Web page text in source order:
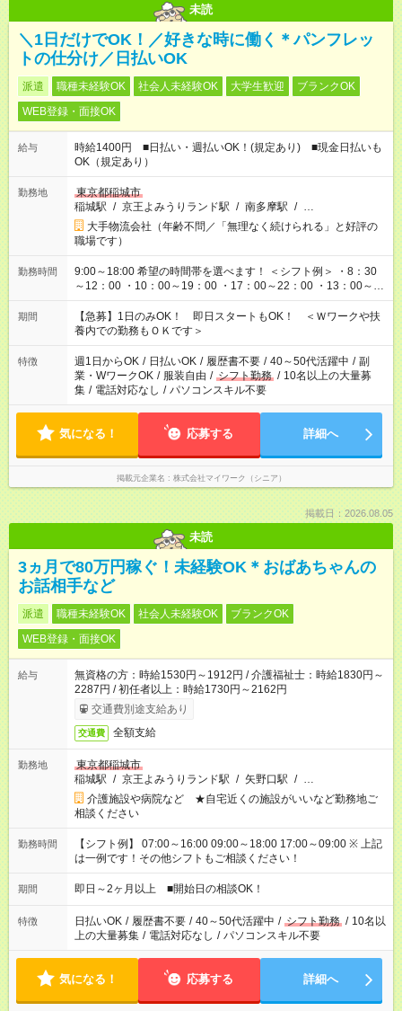
未読
＼1日だけでOK！／好きな時に働く＊パンフレッ
トの仕分け／日払いOK
派遣 職種未経験OK 社会人未経験OK 大学生歓迎
ブランクOK
WEB登録・面接OK
給与
時給1400円 ■日払い・週払いOK！(規定あり) ■現金日払いも
OK（規定あり）
勤務地
東京都稲城市
稲城駅 / 京王よみうりランド駅 / 南多摩駅 / …
大手物流会社（年齢不問／「無理なく続けられる」と好評の
職場です）
勤務時間
9:00～18:00 希望の時間帯を選べます！ ＜シフト例＞ ・8：30
～12：00 ・10：00～19：00 ・17：00～22：00 ・13：00～
22：00 ・22：00～翌6：00 など
期間
【急募】1日のみOK！ 即日スタートもOK！ ＜Ｗワークや扶
養内での勤務もＯＫです＞
特徴 週1日からOK / 日払いOK / 履歴書不要 / 40～50代活躍中 / 副
業・WワークOK / 服装自由 / シフト勤務 / 10名以上の大量募
集 / 電話対応なし / パソコンスキル不要
気になる！ 応募する 詳細へ
掲載元企業名 株式会社マイワーク（シニア）
掲載日：2026.08.05
未読
3ヵ月で80万円稼ぐ！未経験OK＊おばあちゃんの
お話相手など
派遣 職種未経験OK 社会人未経験OK
ブランクOK
WEB登録・面接OK
給与
無資格の方：時給1530円～1912円 / 介護福祉士：時給1830円～
2287円 / 初任者以上：時給1730円～2162円
交通費別途支給あり
交通費 全額支給
勤務地
東京都稲城市
稲城駅 / 京王よみうりランド駅 / 矢野口駅 / …
介護施設や病院など ★自宅近くの施設がいいなど勤務地ご
相談ください
勤務時間
【シフト例】 07:00～16:00 09:00～18:00 17:00～09:00 ※ 上記
は一例です！その他シフトもご相談ください！
期間 即日～2ヶ月以上 ■開始日の相談OK！
特徴 日払いOK / 履歴書不要 / 40～50代活躍中 / シフト勤務 / 10名以
上の大量募集 / 電話対応なし / パソコンスキル不要
気になる！ 応募する 詳細へ